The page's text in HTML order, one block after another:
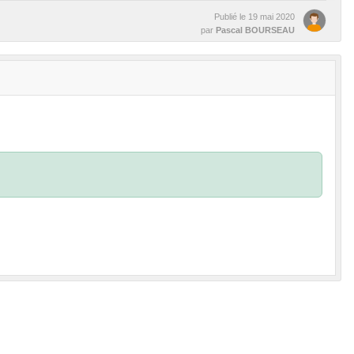
Publié le 19 mai 2020
par Pascal BOURSEAU